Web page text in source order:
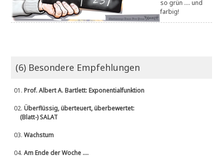
so grün .... und
farbig!
(6) Besondere Empfehlungen
01.Prof. Albert A. Bartlett: Exponentialfunktion
02.Überflüssig, überteuert, überbewertet:
(Blatt-) SALAT
03.Wachstum
04.Am Ende der Woche ....